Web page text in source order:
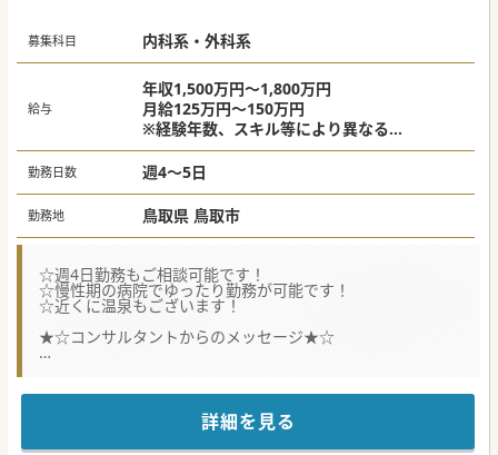
募集科目 内科系・外科系
給与
年収1,500万円～1,800万円
月給125万円～150万円
※経験年数、スキル等により異なる
※上記は週5日の場合
勤務日数 週4～5日
勤務地 鳥取県 鳥取市
☆週4日勤務もご相談可能です！
☆慢性期の病院でゆったり勤務が可能です！
☆近くに温泉もございます！
★☆コンサルタントからのメッセージ★☆
お気軽にお問い合わせください♪
詳細を見る